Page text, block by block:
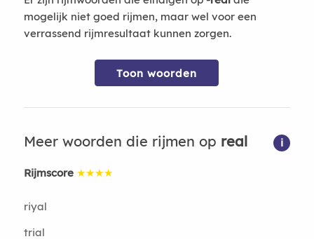
mogelijk niet goed rijmen, maar wel voor een
verrassend rijmresultaat kunnen zorgen.
Toon woorden
Meer woorden die rijmen op real i
Rijmscore ★★★★
riyal
trial